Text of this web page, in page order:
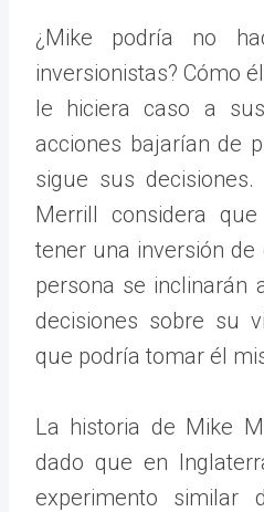
¿Mike podría no
inversionistas? Cómo
le hiciera caso a
acciones bajarían de
sigue sus
Merrill considera
tener una inversión
persona se inclinarán
decisiones sobre su
que podría tomar él
La historia de Mike
dado que en
experimento similar